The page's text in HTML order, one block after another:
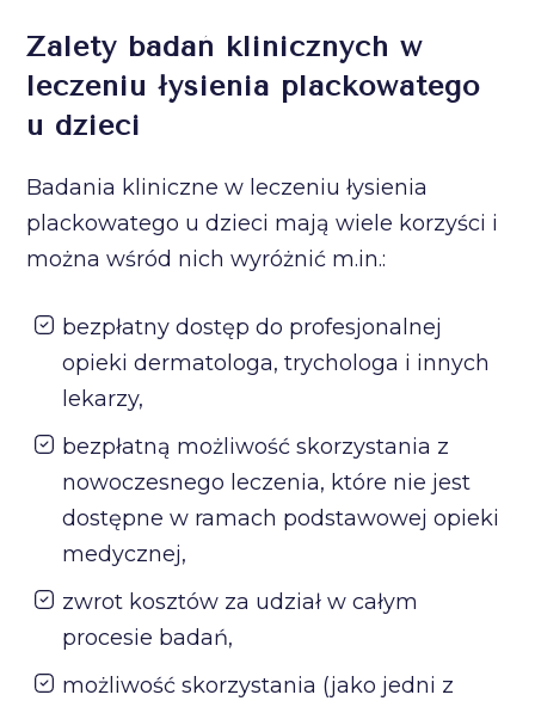
Zalety badań klinicznych w
leczeniu łysienia plackowatego
u dzieci
Badania kliniczne w leczeniu łysienia
plackowatego u dzieci mają wiele korzyści i
można wśród nich wyróżnić m.in.:
bezpłatny dostęp do profesjonalnej
opieki dermatologa, trychologa i innych
lekarzy,
bezpłatną możliwość skorzystania z
nowoczesnego leczenia, które nie jest
dostępne w ramach podstawowej opieki
medycznej,
zwrot kosztów za udział w całym
procesie badań,
możliwość skorzystania (jako jedni z